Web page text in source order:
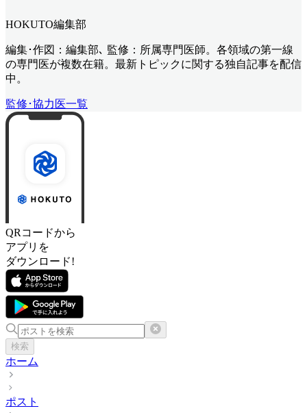
HOKUTO編集部
編集･作図：編集部､ 監修：所属専門医師。各領域の第一線
の専門医が複数在籍。最新トピックに関する独自記事を配信
中。
監修･協力医一覧
QRコードから
アプリを
ダウンロード!
検索
ホーム
ポスト